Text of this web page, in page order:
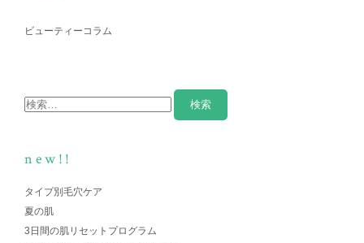
ビューティーコラム
new!!
タイプ別毛穴ケア
夏の肌
3日間の肌リセットプログラム